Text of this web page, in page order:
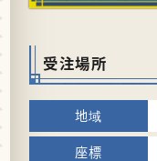
受注場所